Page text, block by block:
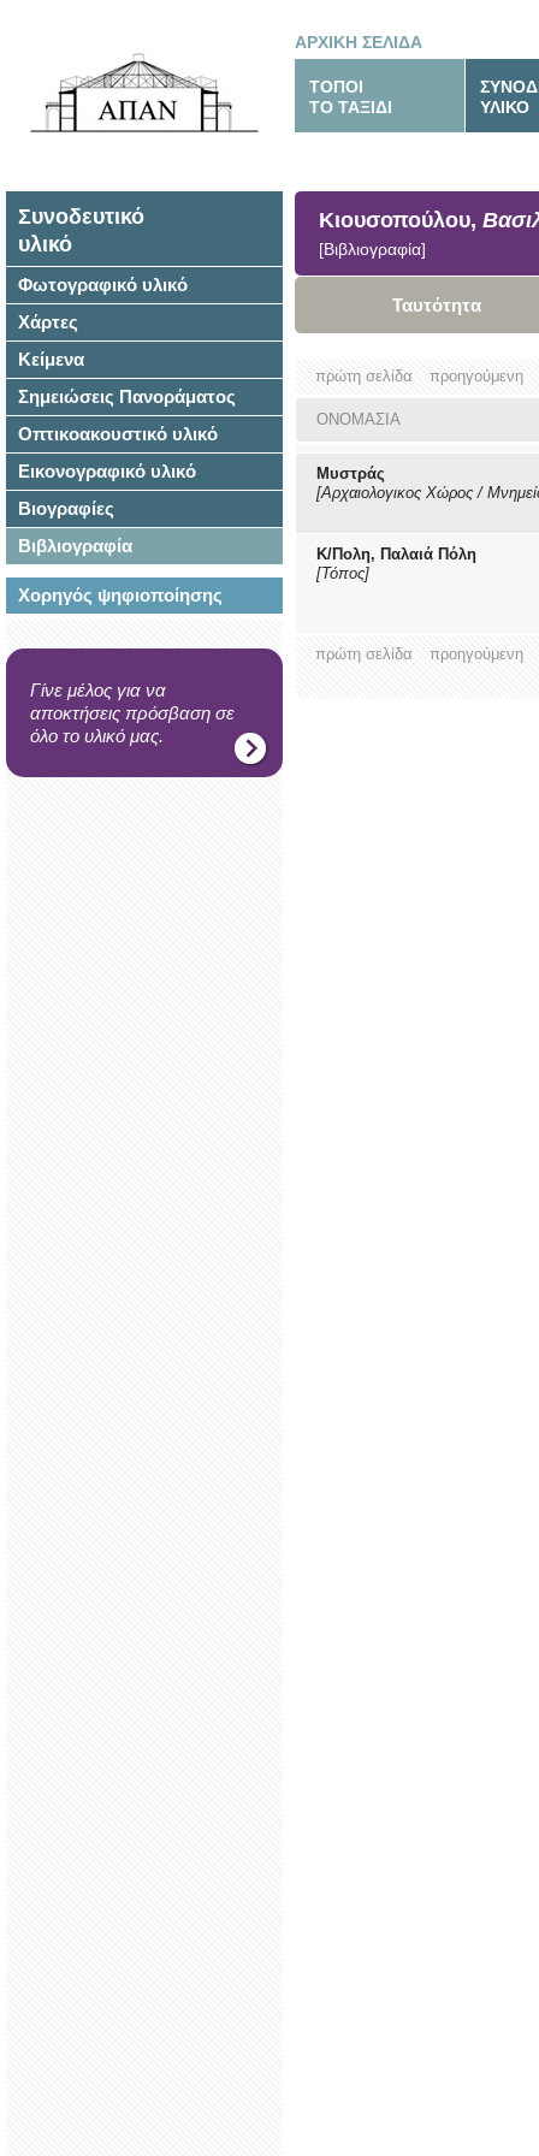
ΑΡΧΙΚΗ ΣΕΛΙΔΑ
ΤΟΠΟΙ
ΤΟ ΤΑΞΙΔΙ
ΥΛΙΚΟ
Συνοδευτικό
υλικό
Φωτογραφικό υλικό
Χάρτες
Κείμενα
Σημειώσεις Πανοράματος
Οπτικοακουστικό υλικό
Εικονογραφικό υλικό
Βιογραφίες
Βιβλιογραφία
Χορηγός ψηφιοποίησης
Γίνε μέλος για να
αποκτήσεις πρόσβαση σε
όλο το υλικό μας.
Κιουσοπούλου,
[Βιβλιογραφία]
Ταυτότητα
πρώτη σελίδα προηγούμενη
ΟΝΟΜΑΣΙΑ
Μυστράς
[Αρχαιολογικος Χώρος /
Κ/Πολη, Παλαιά Πόλη
[Τόπος]
πρώτη σελίδα προηγούμενη